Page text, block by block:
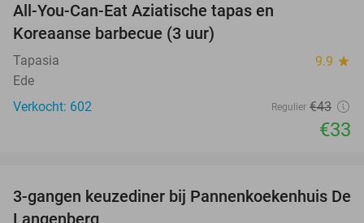
All-You-Can-Eat Aziatische tapas en
Koreaanse barbecue (3 uur)
Tapasia 9.9 star
Ede
Verkocht: 602
Regulier €43
€33
42%
3-gangen keuzediner bij Pannenkoekenhuis De